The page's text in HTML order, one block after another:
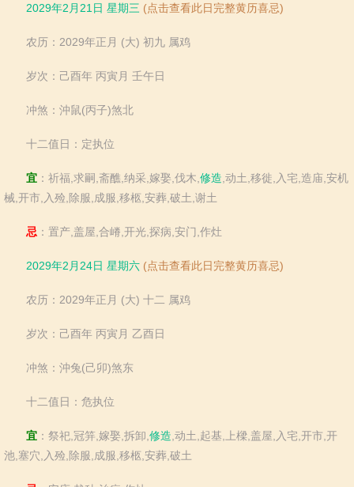
2029年2月21日 星期三 (点击查看此日完整黄历喜忌)
农历：2029年正月 (大) 初九 属鸡
岁次：己酉年 丙寅月 壬午日
冲煞：沖鼠(丙子)煞北
十二值日：定执位
宜 ：祈福,求嗣,斋醮,纳采,嫁娶,伐木, 修造 ,动土,移徙,入宅,造庙,安机
械,开市,入殓,除服,成服,移柩,安葬,破土,谢土
忌 ：置产,盖屋,合嵴,开光,探病,安门,作灶
2029年2月24日 星期六 (点击查看此日完整黄历喜忌)
农历：2029年正月 (大) 十二 属鸡
岁次：己酉年 丙寅月 乙酉日
冲煞：沖兔(己卯)煞东
十二值日：危执位
宜 ：祭祀,冠笄,嫁娶,拆卸, 修造 ,动土,起基,上樑,盖屋,入宅,开市,开
池,塞穴,入殓,除服,成服,移柩,安葬,破土